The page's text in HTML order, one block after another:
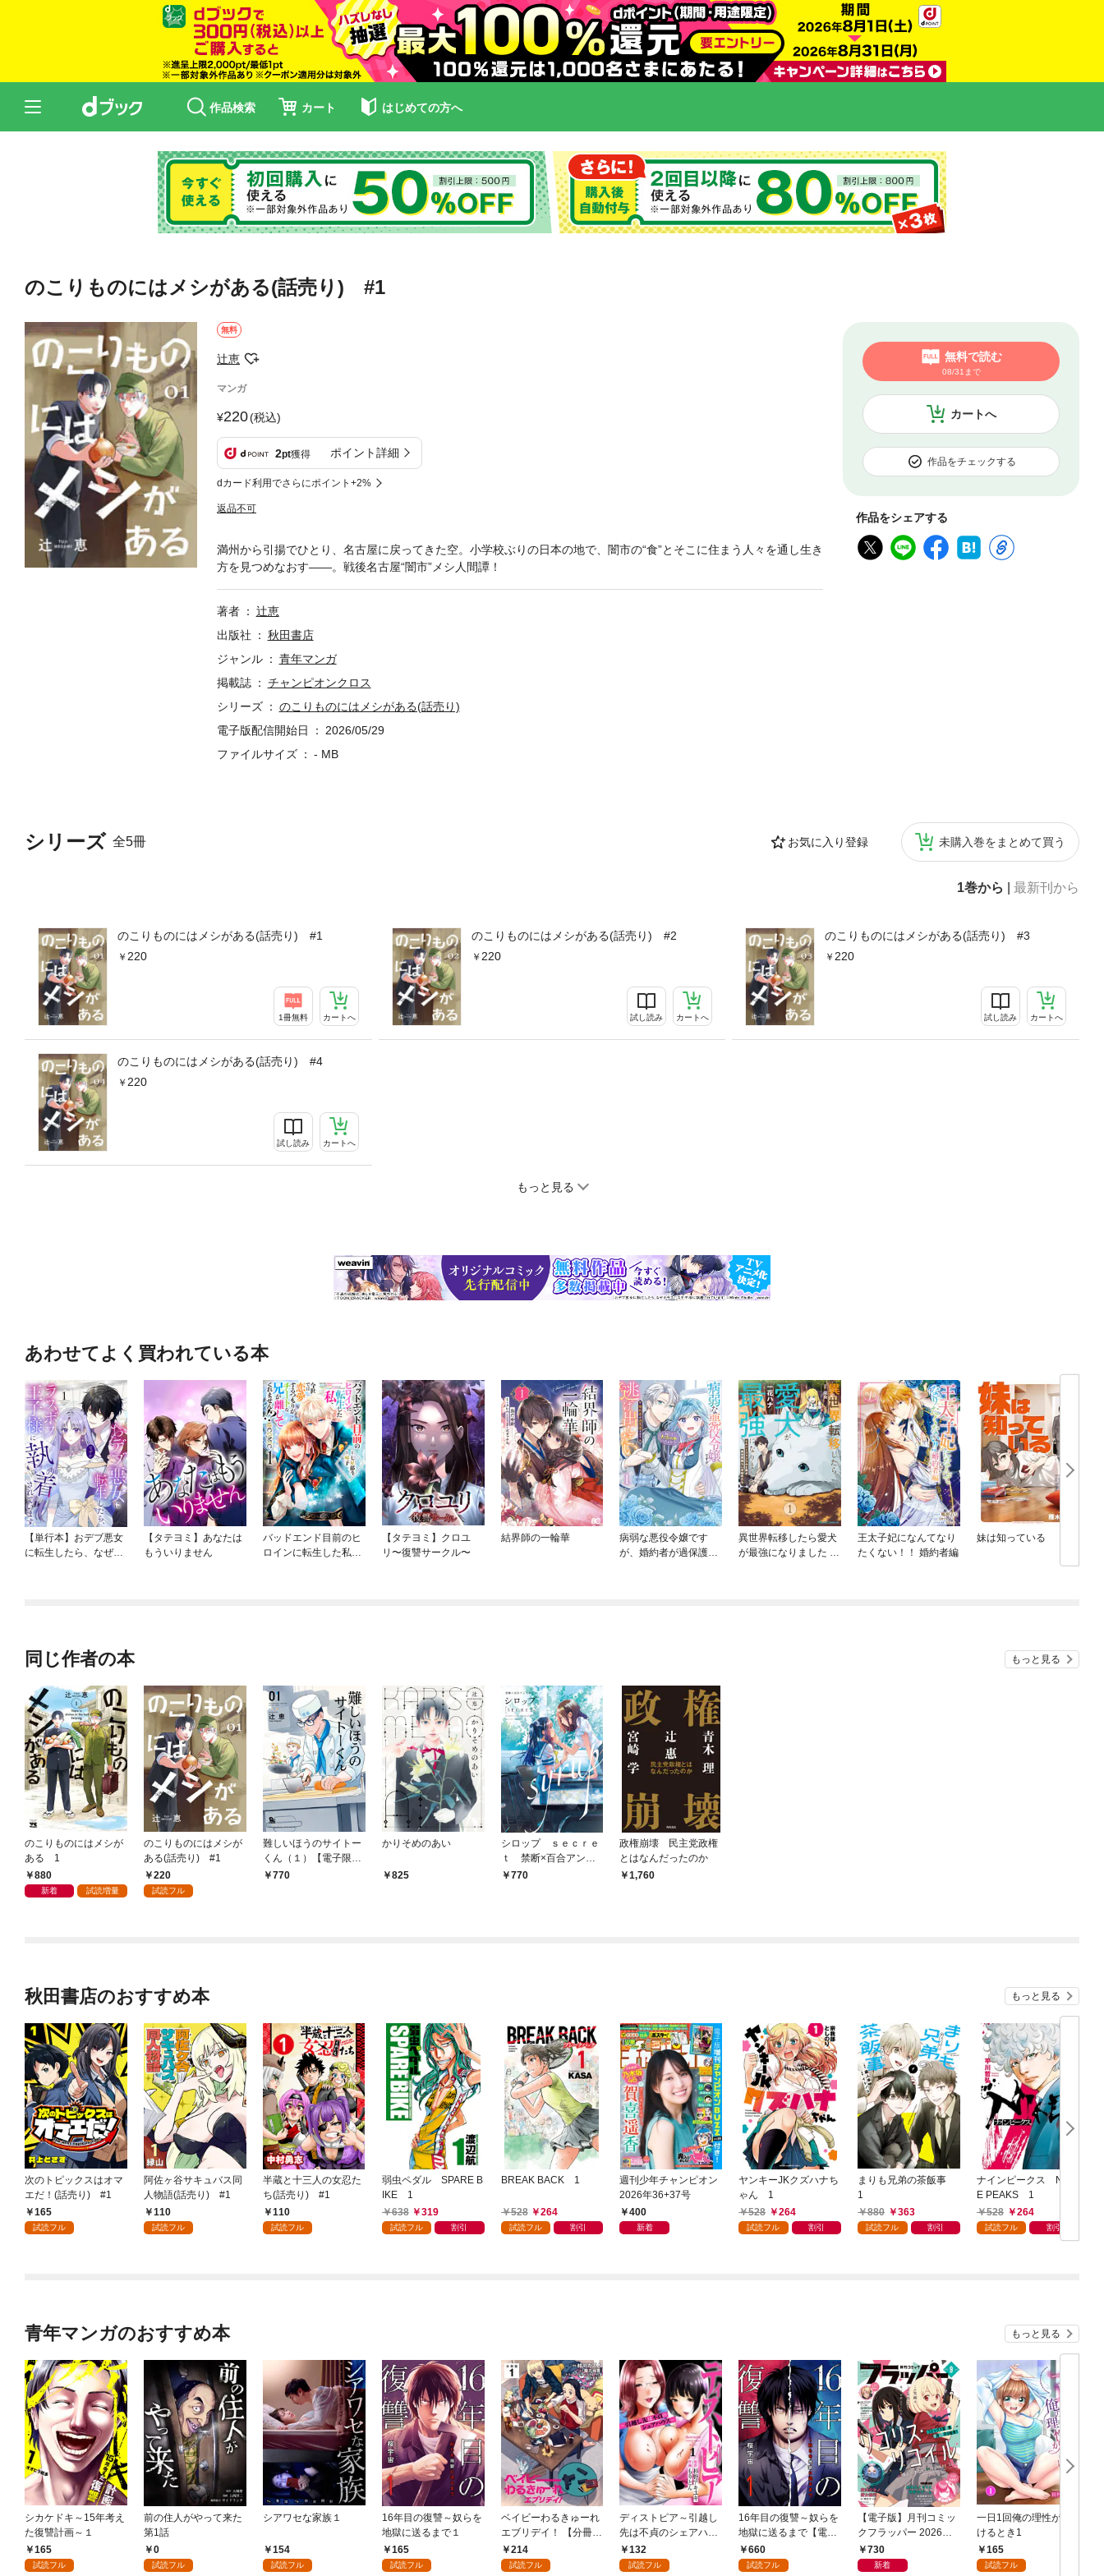
作品検索 カート はじめての方へ
のこりものにはメシがある(話売り) #1
無料
辻恵
マンガ
220(税込)
2pt獲得 ポイント詳細
dカード利用でさらにポイント+2%
返品不可
カートへ
無料で読む
08/31まで
作品をチェックする
作品をシェアする
シリーズ 全5冊 お気に入り登録 未購入巻をまとめて買う
1巻から 最新刊から
のこりものにはメシがある(話売り) #1
220
1冊無料 カートへ
のこりものにはメシがある(話売り) #2
220
試し読み カートへ
のこりものにはメシがある(話売り) #3
220
試し読み カートへ
のこりものにはメシがある(話売り) #4
220
試し読み カートへ
もっと見る
満州から引揚でひとり、名古屋に戻ってきた空。小学校ぶりの日本の地で、闇市の“食”とそこに住まう人々を通し生き
方を見つめなおす――。戦後名古屋“闇市”メシ人間譚！
著者
辻恵
出版社
秋田書店
ジャンル
青年マンガ
掲載誌
チャンピオンクロス
シリーズ
のこりものにはメシがある(話売り)
電子版配信開始日
2026/05/29
ファイルサイズ
- MB
あわせてよく買われている本
【単行本】おデブ悪女
に転生したら、なぜか
【タテヨミ】あなたは
もういりません
バッドエンド目前のヒ
ロインに転生した私、
【タテヨミ】クロユ
リ〜復讐サークル〜
結界師の一輪華
病弱な悪役令嬢です
が、婚約者が過保護す
異世界転移したら愛犬
が最強になりました ～
王太子妃になんてなり
たくない！！ 婚約者編
妹は知っている
同じ作者の本 もっと見る
のこりものにはメシが
ある 1
880
新着 試読増量
のこりものにはメシが
ある(話売り) #1
220
試読フル
難しいほうのサイトー
くん（１）【電子限定
特典ペーパー付き】
770
かりそめのあい
825
シロップ ｓｅｃｒｅ
ｔ 禁断×百合アンソ
ロジー
770
政権崩壊 民主党政権
とはなんだったのか
1,760
秋田書店のおすすめ本 もっと見る
次のトピックスはオマ
エだ！(話売り) #1
165
試読フル
阿佐ヶ谷サキュバス同
人物語(話売り) #1
110
試読フル
半蔵と十三人の女忍た
ち(話売り) #1
110
試読フル
弱虫ペダル SPARE B
IKE 1
638
319
試読フル 割引
BREAK BACK 1
528 264
試読フル 割引
週刊少年チャンピオン
2026年36+37号
400
新着
ヤンキーJKクズハナち
ゃん 1
528
264
試読フル 割引
まりも兄弟の茶飯事
1
880
363
試読フル 割引
ナインピークス NIN
E PEAKS 1
528
264
試読フル 割引
青年マンガのおすすめ本 もっと見る
シカケドキ～15年考え
た復讐計画～１
165
試読フル
前の住人がやって来た
第1話
0
試読フル
シアワセな家族１
154
試読フル
16年目の復讐～奴らを
地獄に送るまで１
165
試読フル
ベイビーわるきゅーれ
エブリデイ！ 【分冊
版】 1
214
試読フル
ディストピア～引越し
先は不貞のシェアハウ
ス～１
132
試読フル
16年目の復讐～奴らを
地獄に送るまで【電子
単行本版】１
660
試読フル
【電子版】月刊コミッ
クフラッパー 2026年9
月号730
新着
一日1回俺の理性が負
けるとき1
165
試読フル